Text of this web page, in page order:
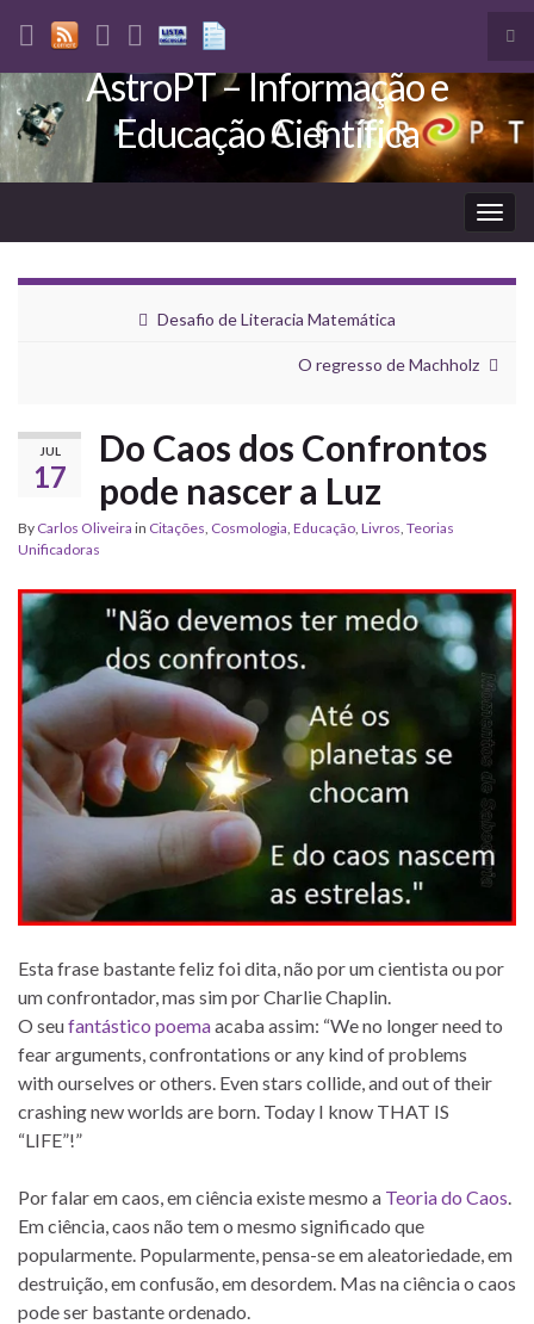
Search for:
AstroPT – Informação e
Educação Científica
Desafio de Literacia Matemática
O regresso de Machholz
JUL
17
Do Caos dos Confrontos
pode nascer a Luz
By Carlos Oliveira in Citações, Cosmologia, Educação, Livros, Teorias
Unificadoras
Esta frase bastante feliz foi dita, não por um cientista ou por
um confrontador, mas sim por Charlie Chaplin.
O seufantástico poemaacaba assim: “We no longer need to
fear arguments, confrontations or any kind of problems
with ourselves or others. Even stars collide, and out of their
crashing new worlds are born. Today I know THAT IS
“LIFE”!”
Por falar em caos, em ciência existe mesmo a Teoria do Caos.
Em ciência, caos não tem o mesmo significado que
popularmente. Popularmente, pensa-se em aleatoriedade, em
destruição, em confusão, em desordem. Mas na ciência o caos
pode ser bastante ordenado.